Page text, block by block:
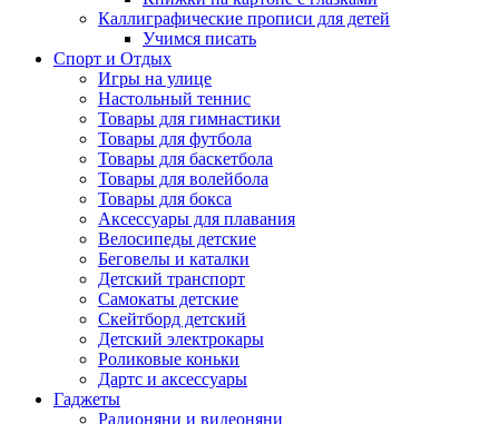
Каллиграфические прописи для детей
Учимся писать
Спорт и Отдых
Игры на улице
Настольный теннис
Товары для гимнастики
Товары для футбола
Товары для баскетбола
Товары для волейбола
Товары для бокса
Аксессуары для плавания
Велосипеды детские
Беговелы и каталки
Детский транспорт
Самокаты детские
Скейтборд детский
Детский электрокары
Роликовые коньки
Дартс и аксессуары
Гаджеты
Радионяни и видеоняни